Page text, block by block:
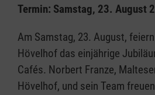
Termin: Samstag, 23. August
Am Samstag, 23. August,
Hövelhof das einjährige
Cafés. Norbert Franze,
Hövelhof, und sein Team